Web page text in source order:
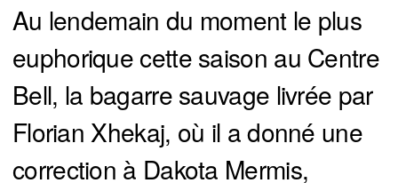
Au lendemain du moment le plus
euphorique cette saison au Centre
Bell, la bagarre sauvage livrée par
Florian Xhekaj, où il a donné une
correction à Dakota Mermis,